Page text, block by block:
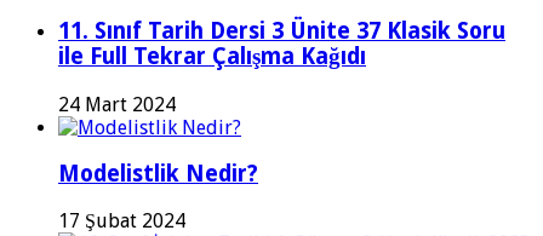
11. Sınıf Tarih Dersi 3 Ünite 37 Klasik Soru
ile Full Tekrar Çalışma Kağıdı
24 Mart 2024
Modelistlik Nedir?
17 Şubat 2024